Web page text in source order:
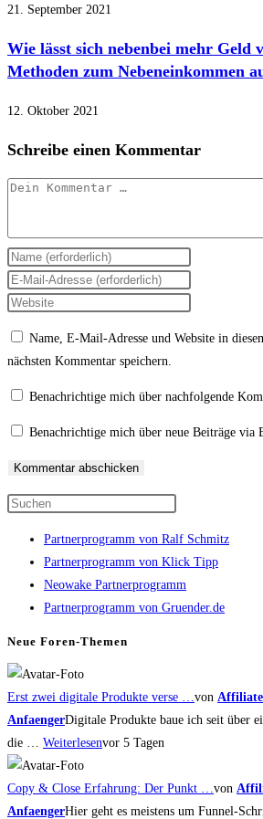
21. September 2021
Wie lässt sich nebenbei mehr Geld
Methoden zum Nebeneinkommen
12. Oktober 2021
Schreibe einen Kommentar
Kommentar
Gib
deinen
Namen
Benutzernamen
Kommentieren
Gib
deine
zum
ein
Gib
ein
Name, E-Mail-Adresse und Website in
nächsten Kommentar speichern.
Benachrichtige mich über nachfolgende
Benachrichtige mich über neue Beiträge via
to
close
the
search
Partnerprogramm von Ralf Schmitz
Partnerprogramm von Klick Tipp
Neowake Partnerprogramm
Partnerprogramm von Gruender.de
Neue Foren-Themen
Erst zwei digitale Produkte verse … von
AnfaengerDigitale Produkte baue ich seit über
die … Weiterlesenvor 5 Tagen
Copy & Close Erfahrung: Der Punkt … von
AnfaengerHier geht es meistens um Funnel-